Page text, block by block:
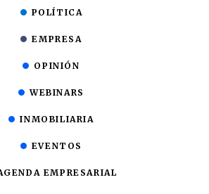
POLÍTICA
EMPRESA
OPINIÓN
WEBINARS
INMOBILIARIA
EVENTOS
EMPRESARIAL